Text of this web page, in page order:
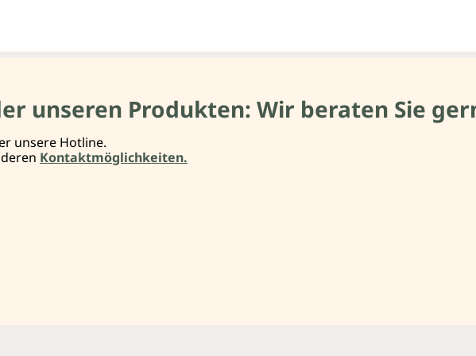
unseren Produkten: Wir beraten Sie
unsere Hotline.
Kontaktmöglichkeiten.